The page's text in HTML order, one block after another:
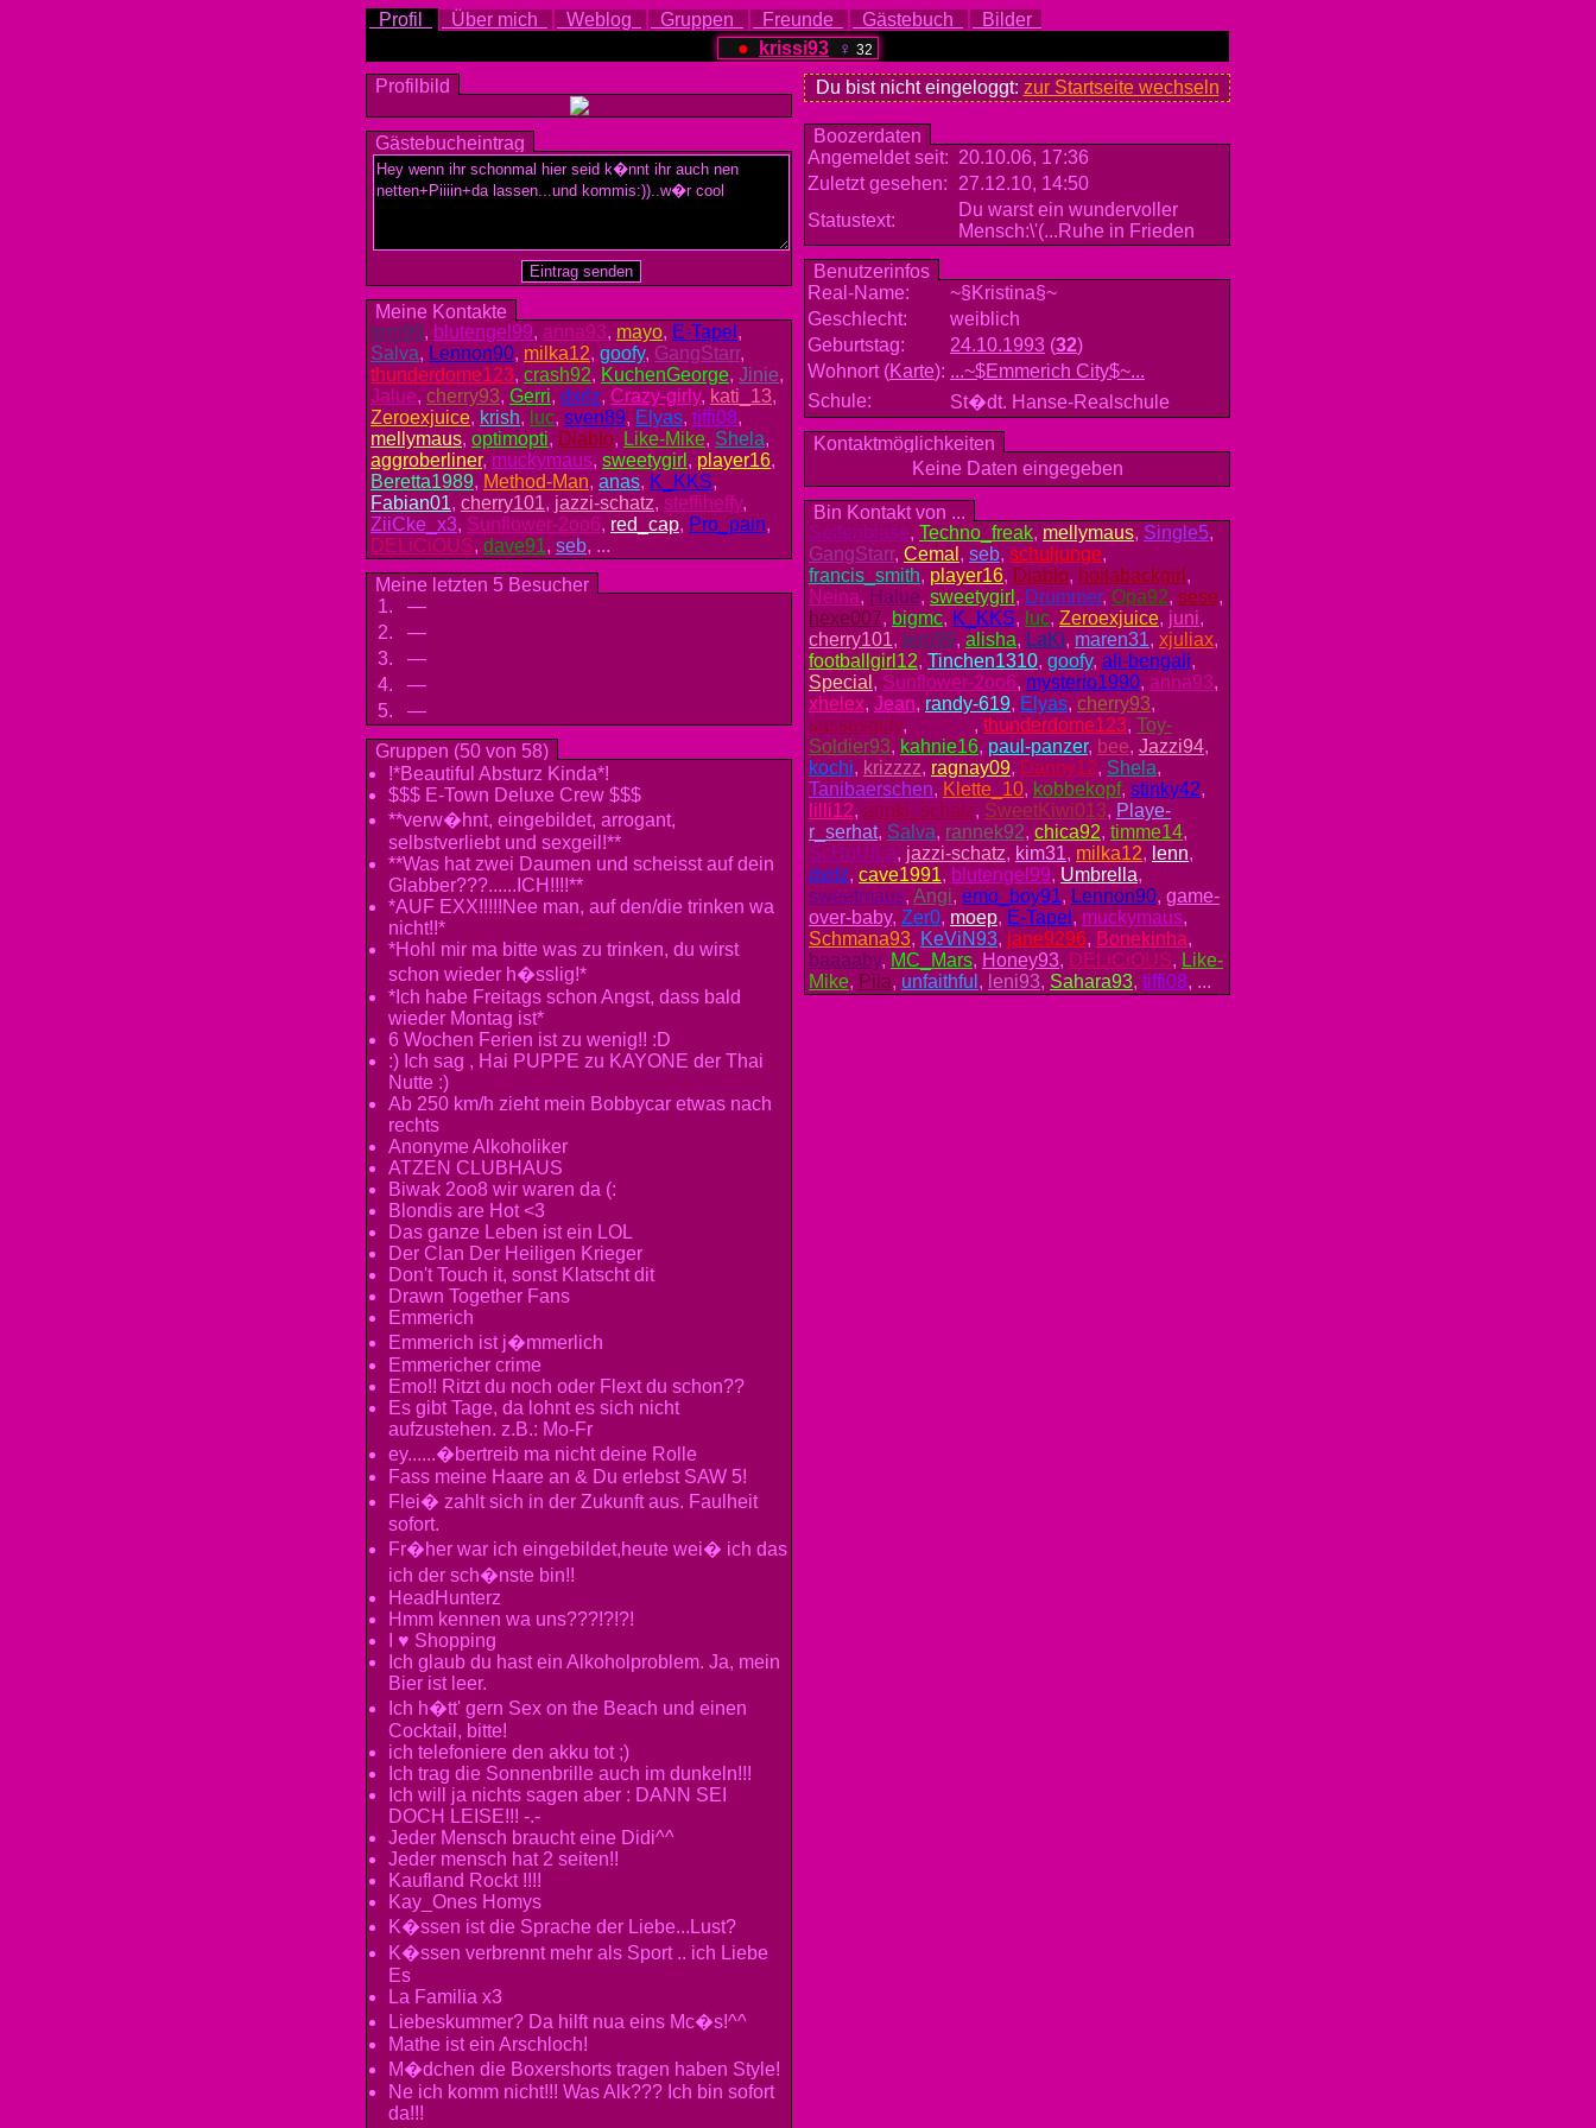
Profil Über mich Weblog Gruppen Freunde Gästebuch
Bilder
●
krissi93 ♀ 32
Profilbild
Gästebucheintrag
Meine Kontakte
terri99, blutengel99, anna93, mayo, E-Tapel ,
Salva, Lennon90, milka12, goofy, GangStarr,
thunderdome123, crash92, KuchenGeorge, Jinie,
Jalue, cherry93, Gerri, dxrlz, Crazy-girly, kati_13,
Zeroexjuice, krish, luc, sven89, Elyas, tiffi08,
mellymaus, optimopti, Diablo, Like-Mike, Shela,
aggroberliner, muckymaus, sweetygirl , player16,
Beretta1989, Method-Man, anas, K_KKS,
Fabian01, cherry101, jazzi-schatz, steffiheffy,
ZiiCke_x3, Sunflower-2oo6, red_cap, Pro_pain,
DELiCiOUS, dave91, seb, ...
Meine letzten 5 Besucher
1.
—
2.
—
3.
—
4.
—
5.
—
Gruppen (50 von 58)
!*Beautiful Absturz Kinda*!
$$$ E-Town Deluxe Crew $$$
**verw�hnt, eingebildet, arrogant,
selbstverliebt und sexgeil!**
**Was hat zwei Daumen und scheisst auf dein
Glabber???......ICH!!!!**
*AUF EXX!!!!!Nee man, auf den/die trinken wa
nicht!!*
*Hohl mir ma bitte was zu trinken, du wirst
schon wieder h�sslig!*
*Ich habe Freitags schon Angst, dass bald
wieder Montag ist*
6 Wochen Ferien ist zu wenig!! :D
:) Ich sag , Hai PUPPE zu KAYONE der Thai
Nutte :)
Ab 250 km/h zieht mein Bobbycar etwas nach
rechts
Anonyme Alkoholiker
ATZEN CLUBHAUS
Biwak 2oo8 wir waren da (:
Blondis are Hot <3
Das ganze Leben ist ein LOL
Der Clan Der Heiligen Krieger
Don't Touch it, sonst Klatscht dit
Drawn Together Fans
Emmerich
Emmerich ist j�mmerlich
Emmericher crime
Emo!! Ritzt du noch oder Flext du schon??
Es gibt Tage, da lohnt es sich nicht
aufzustehen. z.B.: Mo-Fr
ey......�bertreib ma nicht deine Rolle
Fass meine Haare an & Du erlebst SAW 5!
Flei� zahlt sich in der Zukunft aus. Faulheit
sofort.
Fr�her war ich eingebildet,heute wei� ich das
ich der sch�nste bin!!
HeadHunterz
Hmm kennen wa uns???!?!?!
I ♥ Shopping
Ich glaub du hast ein Alkoholproblem. Ja, mein
Bier ist leer.
Ich h�tt' gern Sex on the Beach und einen
Cocktail, bitte!
ich telefoniere den akku tot ;)
Ich trag die Sonnenbrille auch im dunkeln!!!
Ich will ja nichts sagen aber : DANN SEI
DOCH LEISE!!! -.-
Jeder Mensch braucht eine Didi^^
Jeder mensch hat 2 seiten!!
Kaufland Rockt !!!!
Kay_Ones Homys
K�ssen ist die Sprache der Liebe...Lust?
K�ssen verbrennt mehr als Sport .. ich Liebe
Es
La Familia x3
Liebeskummer? Da hilft nua eins Mc�s!^^
Mathe ist ein Arschloch!
M�dchen die Boxershorts tragen haben Style!
Ne ich komm nicht!!! Was Alk??? Ich bin sofort
da!!!
Du bist nicht eingeloggt: zur Startseite wechseln
Boozerdaten
Angemeldet seit: 20.10.06, 17:36
Zuletzt gesehen:
27.12.10, 14:50
Statustext:
Du warst ein wundervoller
Mensch:\'(...Ruhe in Frieden
Benutzerinfos
Real-Name:
~§Kristina§~
Geschlecht:
weiblich
Geburtstag:
24.10.1993 (32)
Wohnort(Karte): ...~$Emmerich City$~...
Schule:
St�dt. Hanse-Realschule
Kontaktmöglichkeiten
Keine Daten eingegeben
Bin Kontakt von ...
Seifenblase, Techno_freak, mellymaus, Single5,
GangStarr, Cemal , seb, schuljunge,
francis_smith, player16, Diablo, hollabackgirl ,
Neina, Halue, sweetygirl , Drummer, Opa92, sese,
hexe007, bigmc, K_KKS, luc, Zeroexjuice, juni,
cherry101, terri99, alisha, LaKi, maren31, xjuliax,
footballgirl12, Tinchen1310, goofy, ali-bengali,
Special , Sunflower-2oo6, mysterio1990, anna93,
xhelex, Jean, randy-619, Elyas, cherry93,
sussesgirly, , thunderdome123, Toy-
Soldier93, kahnie16, paul-panzer, bee, Jazzi94,
kochi, krizzzz, ragnay09, Danny12, Shela,
Tanibaerschen, Klette_10, kobbekopf, stinky42,
lilli12, annki_schatz, SweetKiwi013, Playe-
r_serhat, Salva, rannek92, chica92, timme14,
ScHnUlLa, jazzi-schatz, kim31, milka12, lenn,
dxrlz, cave1991, blutengel99, Umbrella,
sweetmaus, Angi, emo_boy91, Lennon90, game-
over-baby, Zer0, moep, E-Tapel , muckymaus,
Schmana93, KeViN93, jane9296, Bonekinha,
baaaaby, MC_Mars, Honey93, DELiCiOUS, Like-
Mike, Piia, unfaithful , leni93, Sahara93, tiffi08, ...